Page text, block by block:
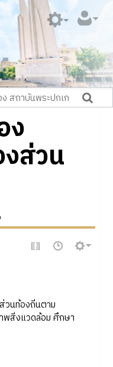
ง
ส่วน
วนท้องถิ่นตาม
พสิ่งแวดล้อม ศึกษา